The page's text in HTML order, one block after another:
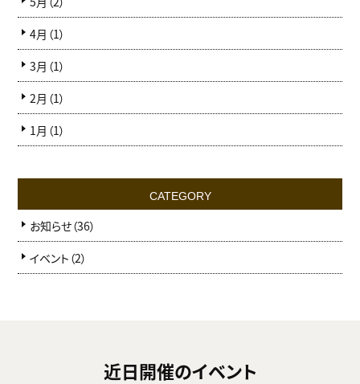
4月（1）
3月（1）
2月（1）
1月（1）
CATEGORY
お知らせ（36）
イベント（2）
近日開催のイベント